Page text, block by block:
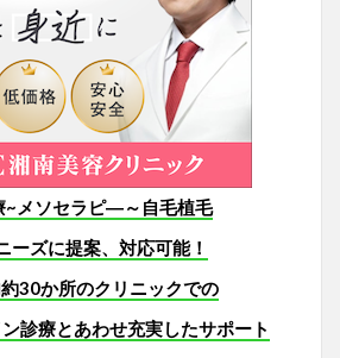
~メソセラピ―～自毛植毛
ーズに提案、対応可能！
30か所のクリニックでの
診療とあわせ充実したサポート